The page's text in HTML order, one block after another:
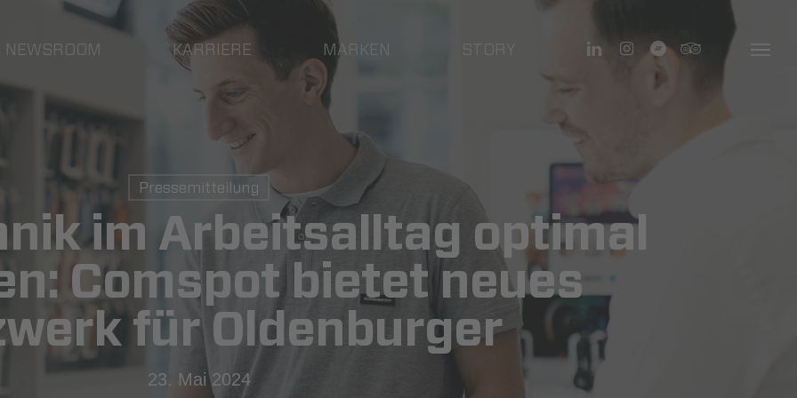
NEWSROOM KARRIERE MARKEN linkedininstagram
bandcamptripadvisor
Pressemitteilung
im Arbeitsalltag optimal
Comspot bietet neues
für Oldenburger
23. Mai 2024